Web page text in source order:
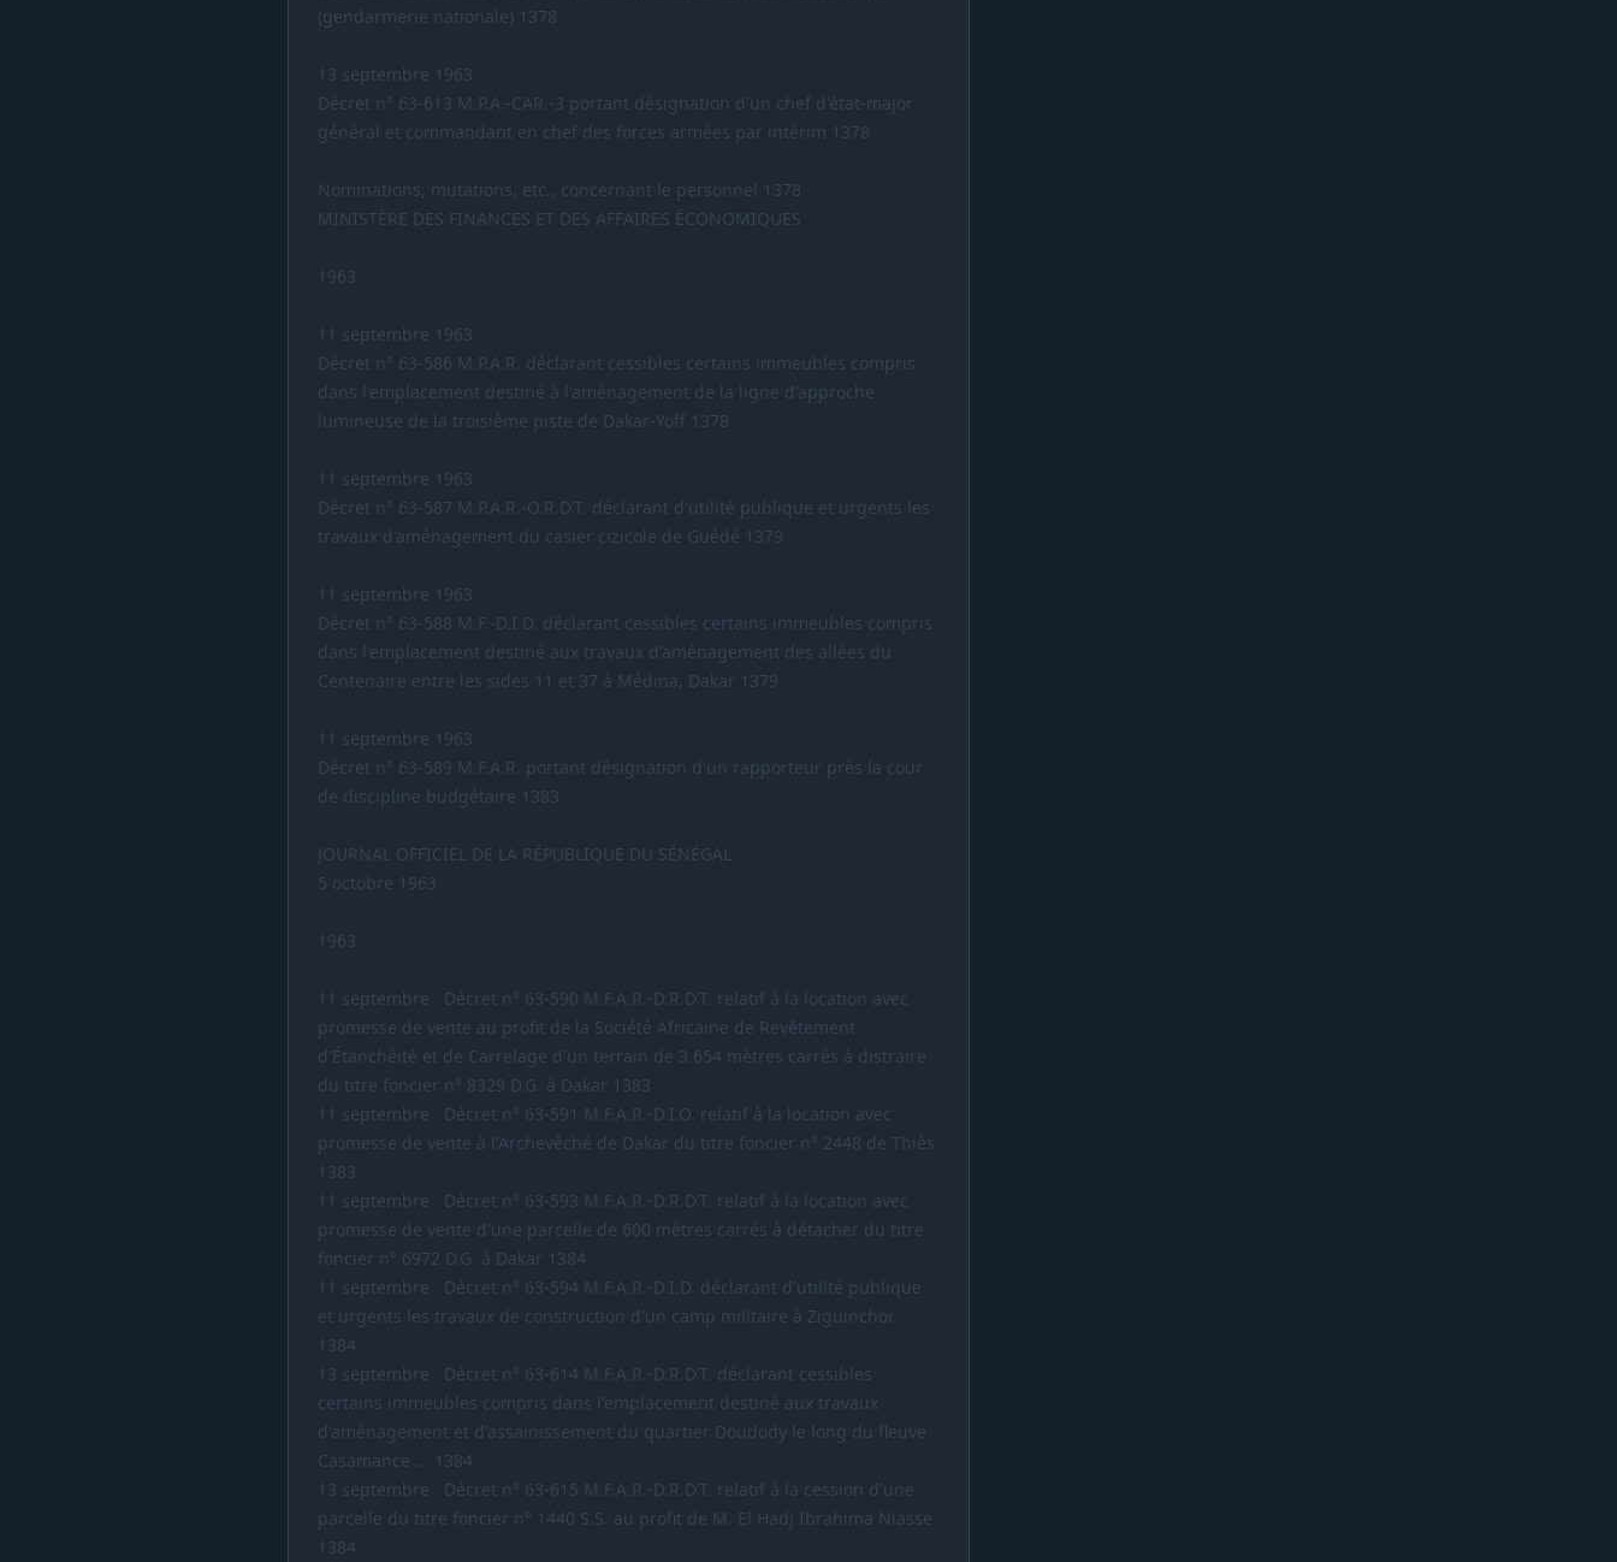
(gendarmerie nationale) 1378
13 septembre 1963
Décret n° 63-613 M.P.A.-CAR.-3 portant désignation d'un chef d'état-major
général et commandant en chef des forces armées par intérim 1378
Nominations, mutations, etc., concernant le personnel 1378
MINISTÈRE DES FINANCES ET DES AFFAIRES ÉCONOMIQUES
1963
11 septembre 1963
Décret n° 63-586 M.P.A.R. déclarant cessibles certains immeubles compris
dans l'emplacement destiné à l'aménagement de la ligne d'approche
lumineuse de la troisième piste de Dakar-Yoff 1378
11 septembre 1963
Décret n° 63-587 M.P.A.R.-O.R.D.T. déclarant d'utilité publique et urgents les
travaux d'aménagement du casier cizicole de Guédé 1379
11 septembre 1963
Décret n° 63-588 M.F.-D.I.D. déclarant cessibles certains immeubles compris
dans l'emplacement destiné aux travaux d'aménagement des allées du
Centenaire entre les sides 11 et 37 à Médina, Dakar 1379
11 septembre 1963
Décret n° 63-589 M.F.A.R. portant désignation d'un rapporteur près la cour
de discipline budgétaire 1383
JOURNAL OFFICIEL DE LA RÉPUBLIQUE DU SÉNÉGAL
5 octobre 1963
1963
11 septembre . Décret n° 63-590 M.F.A.R.-D.R.D.T. relatif à la location avec
promesse de vente au profit de la Société Africaine de Revêtement
d'Étanchéité et de Carrelage d'un terrain de 3.654 mètres carrés à distraire
du titre foncier n° 8329 D.G. à Dakar 1383
11 septembre . Décret n° 63-591 M.F.A.R.-D.I.O. relatif à la location avec
promesse de vente à l'Archevêché de Dakar du titre foncier n° 2448 de Thiès
1383
11 septembre . Décret n° 63-593 M.F.A.R.-D.R.D.T. relatif à la location avec
promesse de vente d'une parcelle de 600 mètres carrés à détacher du titre
foncier n° 6972 D.G. à Dakar 1384
11 septembre . Décret n° 63-594 M.F.A.R.-D.I.D. déclarant d'utilité publique
et urgents les travaux de construction d'un camp militaire à Ziguinchor.
1384
13 septembre . Décret n° 63-614 M.F.A.R.-D.R.D.T. déclarant cessibles
certains immeubles compris dans l'emplacement destiné aux travaux
d'aménagement et d'assainissement du quartier Doudody le long du fleuve
Casamance ... 1384
13 septembre . Décret n° 63-615 M.F.A.R.-D.R.D.T. relatif à la cession d'une
parcelle du titre foncier n° 1440 S.S. au profit de M. El Hadj Ibrahima Niasse
1384